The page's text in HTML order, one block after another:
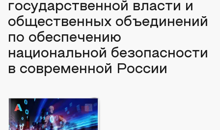
государственной власти и
общественных объединений
по обеспечению
национальной безопасности
в современной России